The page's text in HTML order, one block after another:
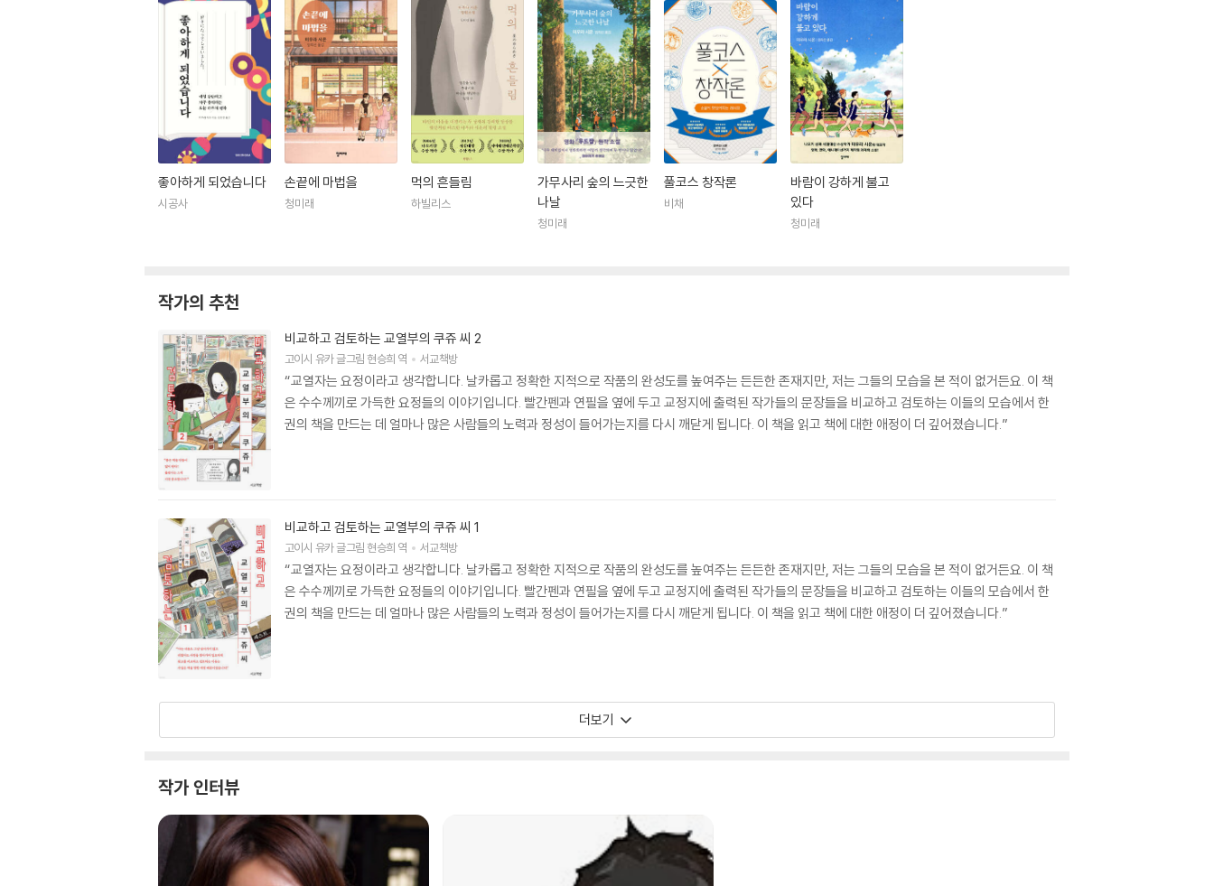
좋아하게 되었습니다
시공사
손끝에 마법을
청미래
먹의 흔들림
하빌리스
가무사리 숲의 느긋한
나날
청미래
풀코스 창작론
비채
바람이 강하게 불고
있다
청미래
작가의 추천
비교하고 검토하는 교열부의 쿠쥬 씨 2
고이시 유카글그림현승희 역 서교책방
“교열자는 요정이라고 생각합니다. 날카롭고 정확한 지적으로 작품의 완성도를 높여주는 든든한 존재지만, 저는 그들의 모습을 본 적이 없거든요. 이 책
은 수수께끼로 가득한 요정들의 이야기입니다. 빨간펜과 연필을 옆에 두고 교정지에 출력된 작가들의 문장들을 비교하고 검토하는 이들의 모습에서 한
권의 책을 만드는 데 얼마나 많은 사람들의 노력과 정성이 들어가는지를 다시 깨닫게 됩니다. 이 책을 읽고 책에 대한 애정이 더 깊어졌습니다.”
비교하고 검토하는 교열부의 쿠쥬 씨 1
고이시 유카글그림현승희 역 서교책방
“교열자는 요정이라고 생각합니다. 날카롭고 정확한 지적으로 작품의 완성도를 높여주는 든든한 존재지만, 저는 그들의 모습을 본 적이 없거든요. 이 책
은 수수께끼로 가득한 요정들의 이야기입니다. 빨간펜과 연필을 옆에 두고 교정지에 출력된 작가들의 문장들을 비교하고 검토하는 이들의 모습에서 한
권의 책을 만드는 데 얼마나 많은 사람들의 노력과 정성이 들어가는지를 다시 깨닫게 됩니다. 이 책을 읽고 책에 대한 애정이 더 깊어졌습니다.”
더보기
작가 인터뷰